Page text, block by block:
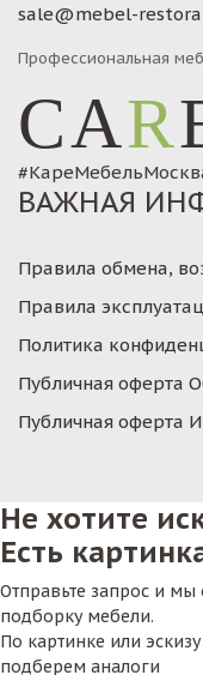
sale@mebel-
Профессиональная
CAR
ВАЖНАЯ
Правила обмена,
Правила
Политика
Публичная оферта
Публичная оферта
Не хотите
Есть
Отправьте запрос и
подборку мебели.
По картинке или
подберем аналоги